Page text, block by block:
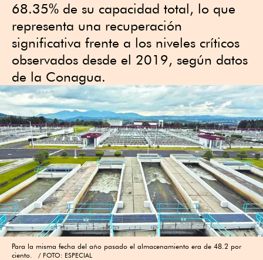
68.35% de su capacidad total, lo que
representa una recuperación
significativa frente a los niveles críticos
observados desde el 2019, según datos
de la Conagua.
Para la misma fecha del año pasado el almacenamiento era de 48.2 por
ciento.
FOTO: ESPECIAL